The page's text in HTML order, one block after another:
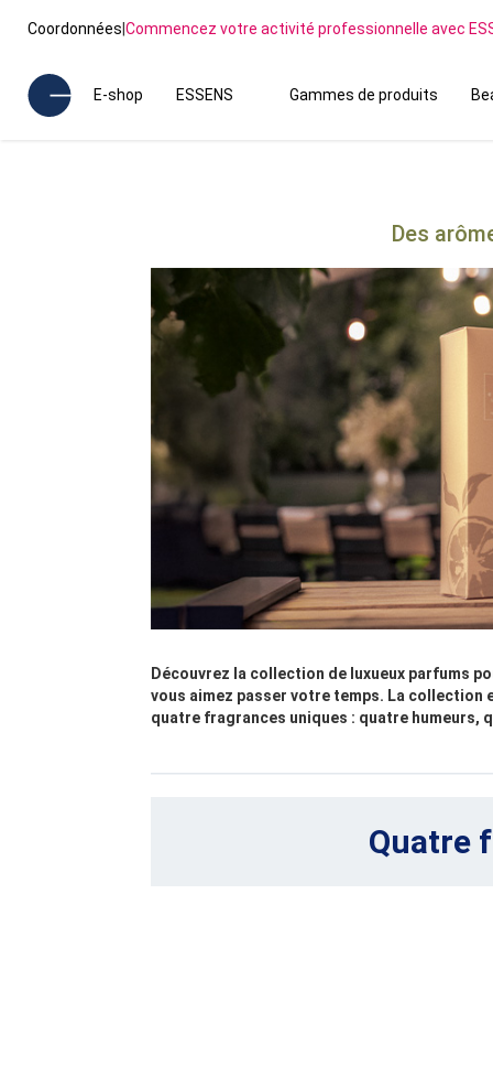
Coordonnées|Commencez votre activité professionnelle avec
E-shop ESSENS Gammes de produits
Des
Découvrez la collection de luxueux parfums
vous aimez passer votre temps. La collection
quatre fragrances uniques : quatre humeurs,
Quatre